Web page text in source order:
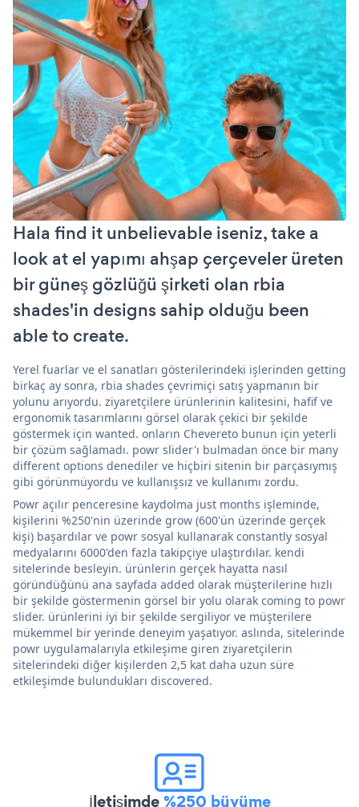
Hala find it unbelievable iseniz, take a
look at el yapımı ahşap çerçeveler üreten
bir güneş gözlüğü şirketi olan rbia
shades'in designs sahip olduğu been
able to create.
Yerel fuarlar ve el sanatları gösterilerindeki işlerinden getting
birkaç ay sonra, rbia shades çevrimiçi satış yapmanın bir
yolunu arıyordu. ziyaretçilere ürünlerinin kalitesini, hafif ve
ergonomik tasarımlarını görsel olarak çekici bir şekilde
göstermek için wanted. onların Chevereto bunun için yeterli
bir çözüm sağlamadı. powr slider'ı bulmadan önce bir many
different options denediler ve hiçbiri sitenin bir parçasıymış
gibi görünmüyordu ve kullanışsız ve kullanımı zordu.
Powr açılır penceresine kaydolma just months işleminde,
kişilerini %250'nin üzerinde grow (600'ün üzerinde gerçek
kişi) başardılar ve powr sosyal kullanarak constantly sosyal
medyalarını 6000'den fazla takipçiye ulaştırdılar. kendi
sitelerinde besleyin. ürünlerin gerçek hayatta nasıl
göründüğünü ana sayfada added olarak müşterilerine hızlı
bir şekilde göstermenin görsel bir yolu olarak coming to powr
slider. ürünlerini iyi bir şekilde sergiliyor ve müşterilere
mükemmel bir yerinde deneyim yaşatıyor. aslında, sitelerinde
powr uygulamalarıyla etkileşime giren ziyaretçilerin
sitelerindeki diğer kişilerden 2,5 kat daha uzun süre
etkileşimde bulundukları discovered.
İletişimde%250 büyüme